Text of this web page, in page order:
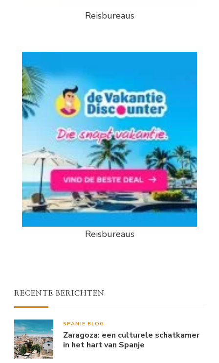
Reisbureaus
Reisbureaus
RECENTE BERICHTEN
SPANJE BLOG
Zaragoza: een culturele schatkamer
in het hart van Spanje